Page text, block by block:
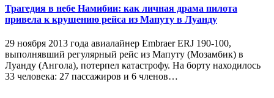
Трагедия в небе Намибии: как личная драма пилота
привела к крушению рейса из Мапуту в Луанду
29 ноября 2013 года авиалайнер Embraer ERJ 190-100,
выполнявший регулярный рейс из Мапуту (Мозамбик) в
Луанду (Ангола), потерпел катастрофу. На борту находилось
33 человека: 27 пассажиров и 6 членов…